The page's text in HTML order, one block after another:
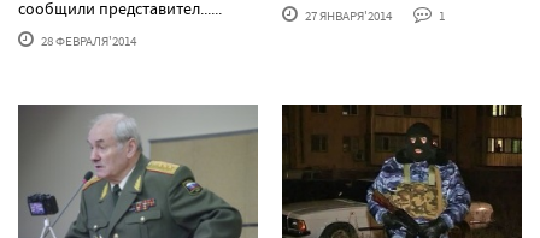
сообщили представител......
28 ФЕВРАЛЯ'2014
27 ЯНВАРЯ'2014 1